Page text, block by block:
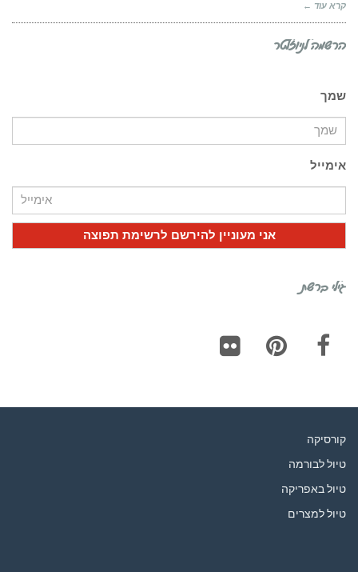
קרא עוד ←
הרשמה לניוזלטר
שמך
אימייל
גילי ברשת
קורסיקה
טיול לבורמה
טיול באפריקה
טיול למצרים